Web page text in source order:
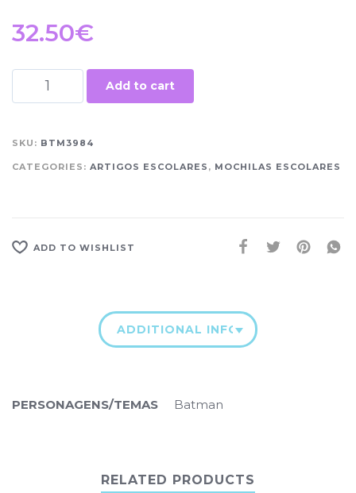
32.50€
Add to cart
SKU: BTM3984
CATEGORIES: ARTIGOS ESCOLARES , MOCHILAS ESCOLARES
ADD TO WISHLIST
ADDITIONAL INFORMATION
PERSONAGENS/TEMAS Batman
RELATED PRODUCTS